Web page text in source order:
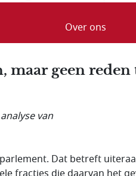
Over ons
maar geen reden
van
Dat betreft